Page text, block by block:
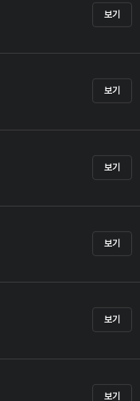
보기
보기
보기
보기
보기
보기